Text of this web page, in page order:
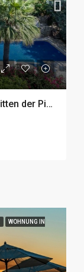
Luxusvilla mit 6 Schlafzimmern inmitten der Pinienwälder in Göcek, Fethiye zu Verkaufen
WOHNUNG IN